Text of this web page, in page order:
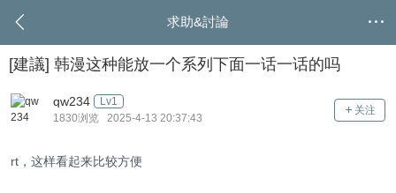
求助&討論
[建議] 韩漫这种能放一个系列下面一话一话的吗
qw234
Lv1
1830浏览 2025-4-13 20:37:43
关注
rt，这样看起来比较方便